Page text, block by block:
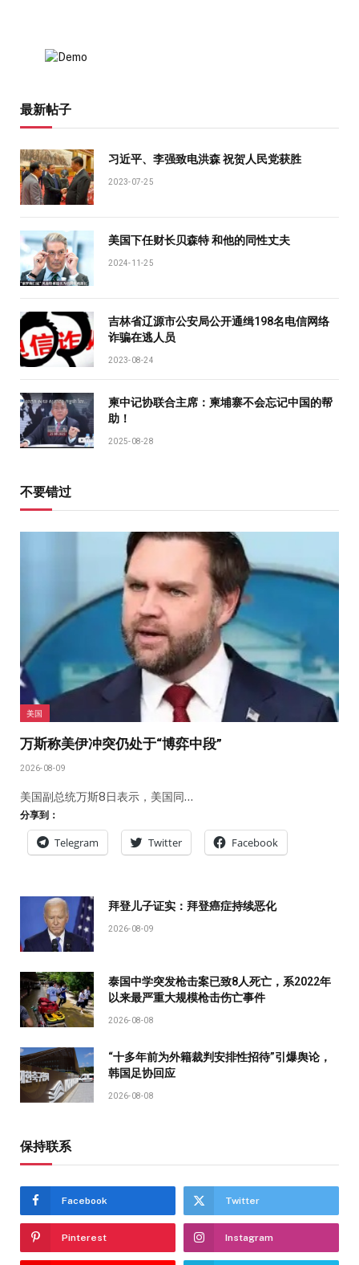
最新帖子
习近平、李强致电洪森 祝贺人民党获胜
2023-07-25
美国下任财长贝森特 和他的同性丈夫
2024-11-25
吉林省辽源市公安局公开通缉198名电信网络
诈骗在逃人员
2023-08-24
柬中记协联合主席：柬埔寨不会忘记中国的帮
助！
2025-08-28
不要错过
美国
万斯称美伊冲突仍处于“博弈中段”
2026-08-09
美国副总统万斯8日表示，美国同…
分享到：
Telegram Twitter Facebook
拜登儿子证实：拜登癌症持续恶化
2026-08-09
泰国中学突发枪击案已致8人死亡，系2022年
以来最严重大规模枪击伤亡事件
2026-08-08
“十多年前为外籍裁判安排性招待”引爆舆论，
韩国足协回应
2026-08-08
保持联系
Facebook Twitter
Pinterest Instagram